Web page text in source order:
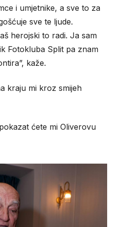
i umjetnike, a sve to za
sve te ljude.
herojski to radi. Ja sam
Fotokluba Split pa znam
kaže.
kraju mi kroz smijeh
ćete mi Oliverovu